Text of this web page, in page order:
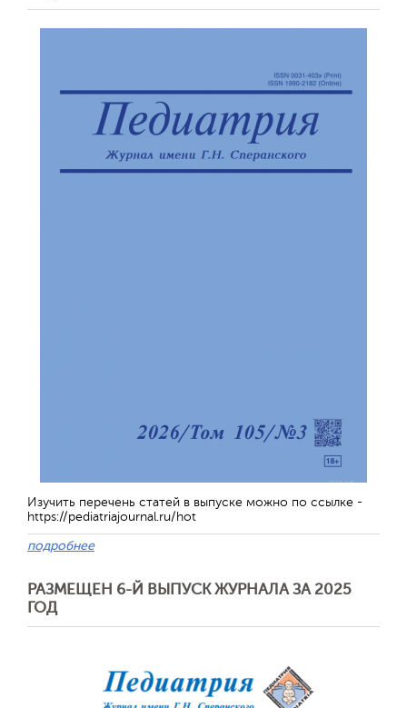
Изучить перечень статей в выпуске можно по ссылке -
https://pediatriajournal.ru/hot
подробнее
РАЗМЕЩЕН 6-Й ВЫПУСК ЖУРНАЛА ЗА 2025
ГОД